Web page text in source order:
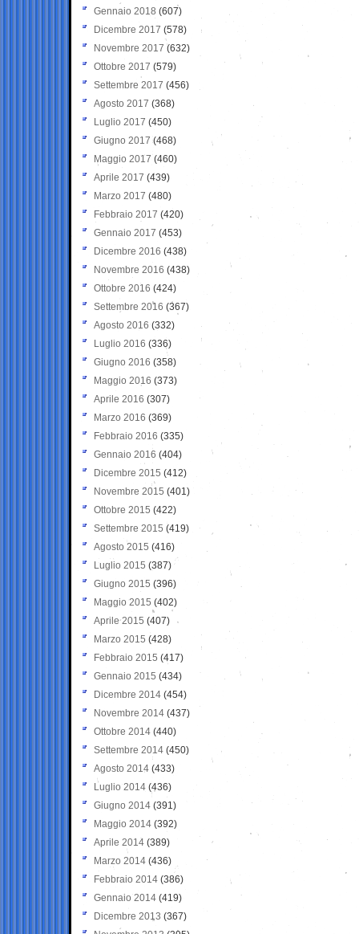
Gennaio 2018 (607)
Dicembre 2017 (578)
Novembre 2017 (632)
Ottobre 2017 (579)
Settembre 2017 (456)
Agosto 2017 (368)
Luglio 2017 (450)
Giugno 2017 (468)
Maggio 2017 (460)
Aprile 2017 (439)
Marzo 2017 (480)
Febbraio 2017 (420)
Gennaio 2017 (453)
Dicembre 2016 (438)
Novembre 2016 (438)
Ottobre 2016 (424)
Settembre 2016 (367)
Agosto 2016 (332)
Luglio 2016 (336)
Giugno 2016 (358)
Maggio 2016 (373)
Aprile 2016 (307)
Marzo 2016 (369)
Febbraio 2016 (335)
Gennaio 2016 (404)
Dicembre 2015 (412)
Novembre 2015 (401)
Ottobre 2015 (422)
Settembre 2015 (419)
Agosto 2015 (416)
Luglio 2015 (387)
Giugno 2015 (396)
Maggio 2015 (402)
Aprile 2015 (407)
Marzo 2015 (428)
Febbraio 2015 (417)
Gennaio 2015 (434)
Dicembre 2014 (454)
Novembre 2014 (437)
Ottobre 2014 (440)
Settembre 2014 (450)
Agosto 2014 (433)
Luglio 2014 (436)
Giugno 2014 (391)
Maggio 2014 (392)
Aprile 2014 (389)
Marzo 2014 (436)
Febbraio 2014 (386)
Gennaio 2014 (419)
Dicembre 2013 (367)